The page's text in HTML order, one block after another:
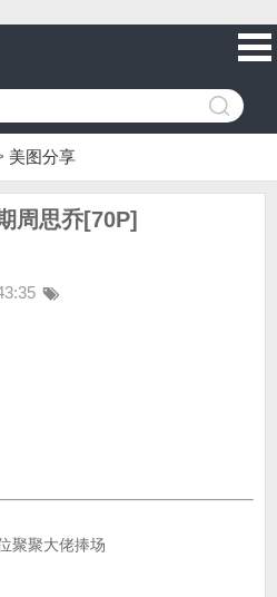
美图分享
周思乔[70P]
聚聚大佬捧场